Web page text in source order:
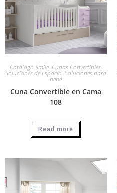
Catálogo Smile, Cunas Convertibles,
Soluciones de Espacio, Soluciones para
bebé
Cuna Convertible en Cama
108
Read more